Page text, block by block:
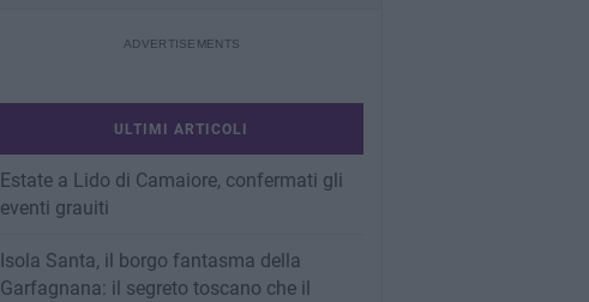
ULTIMI ARTICOLI
Estate a Lido di Camaiore, confermati gli
eventi grauiti
Isola Santa, il borgo fantasma della
Garfagnana: il segreto toscano che il